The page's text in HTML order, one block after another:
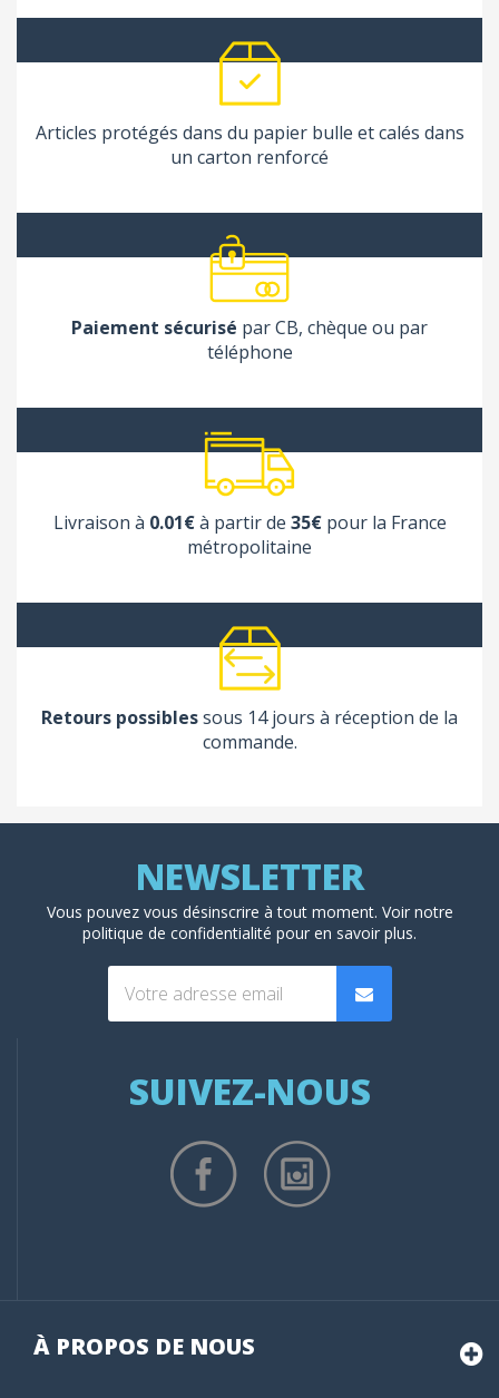
Articles protégés dans du papier bulle et calés dans
un carton renforcé
Paiement sécurisé par CB, chèque ou par
téléphone
Livraison à 0.01€à partir de 35€pour la France
métropolitaine
Retours possiblessous 14 jours à réception de la
commande.
Vous pouvez vous désinscrire à tout moment. Voir notre
politique de confidentialité pour en savoir plus.
SUIVEZ-NOUS
À PROPOS DE NOUS